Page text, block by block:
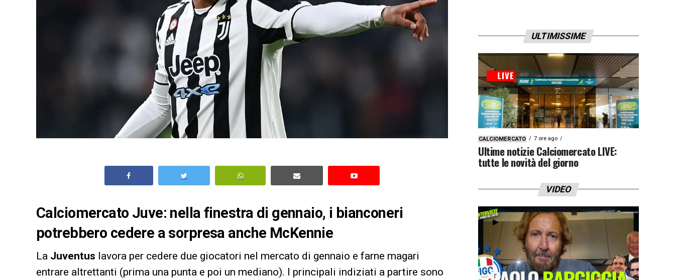
Calciomercato Juve: nella finestra di gennaio, i bianconeri
potrebbero cedere a sorpresa anche McKennie
La Juventus lavora per cedere due giocatori nel mercato di gennaio e farne magari
entrare altrettanti (prima una punta e poi un mediano). I principali indiziati a partire sono
ULTIMISSIME
CALCIOMERCATO 7 ore ago
Ultime notizie Calciomercato LIVE:
tutte le novità del giorno
VIDEO